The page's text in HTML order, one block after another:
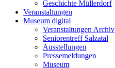
Geschichte Müllerdorf
Veranstaltungen
Museum digital
Veranstaltungen Archiv
Seniorentreff Salzatal
Ausstellungen
Pressemeldungen
Museum